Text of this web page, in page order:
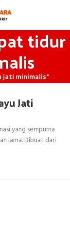
tidur
jati minimalis"
Jati
yang sempurna
lama. Dibuat dari